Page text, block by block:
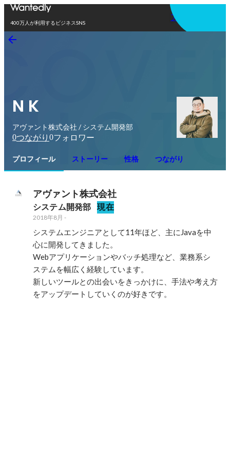
400万人が利用するビジネスSNS
アプリを使う
N K
アヴァント株式会社 / システム開発部
0つながり 0フォロワー
プロフィール ストーリー 性格 つながり
アヴァント株式会社
システム開発部 現在
2018年8月 -
システムエンジニアとして11年ほど、主にJavaを中
心に開発してきました。
Webアプリケーションやバッチ処理など、業務系シ
ステムを幅広く経験しています。
新しいツールとの出会いをきっかけに、手法や考え方
をアップデートしていくのが好きです。